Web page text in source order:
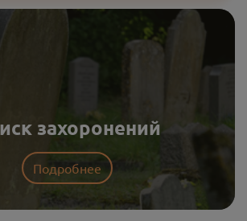
захоронений
Подробнее